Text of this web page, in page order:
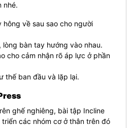
nhé.
hông về sau sao cho người
lòng bàn tay hướng vào nhau.
cho cảm nhận rõ áp lực ở phần
thế ban đầu và lặp lại.
ghế nghiêng, bài tập Incline
các nhóm cơ ở thân trên đó